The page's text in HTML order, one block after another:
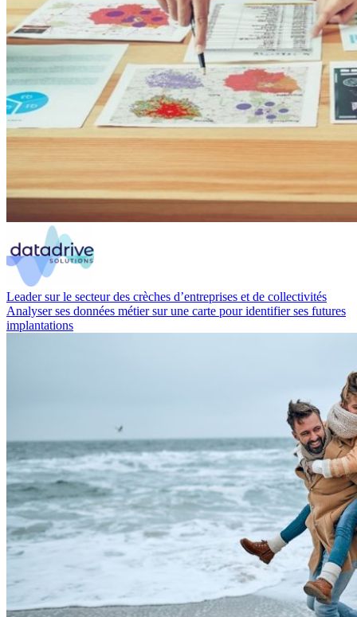
Leader sur le secteur des crèches d’entreprises et de collectivités
Analyser ses données métier sur une carte pour identifier ses futures
implantations